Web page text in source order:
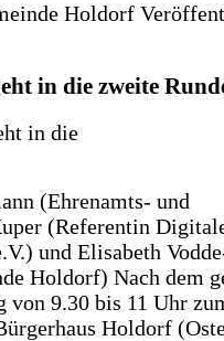
Holdorf
in die zweite
(Ehrenamts- und
(Referentin
und Elisabeth
Holdorf) Nach dem
9.30 bis 11 Uhr
Holdorf